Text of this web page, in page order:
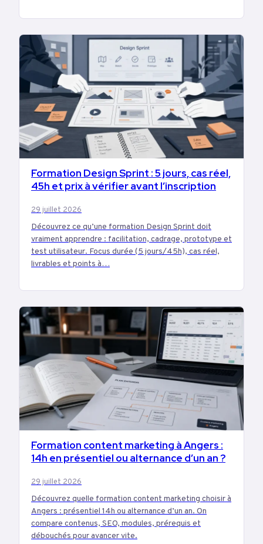
EDUCATION
Formation Design Sprint : 5 jours, cas réel,
45h et prix à vérifier avant l’inscription
29 juillet 2026
Découvrez ce qu’une formation Design Sprint doit
vraiment apprendre : facilitation, cadrage, prototype et
test utilisateur. Focus durée (5 jours/45h), cas réel,
livrables et points à…
MARKETING
Formation content marketing à Angers :
14h en présentiel ou alternance d’un an ?
29 juillet 2026
Découvrez quelle formation content marketing choisir à
Angers : présentiel 14h ou alternance d’un an. On
compare contenus, SEO, modules, prérequis et
débouchés pour avancer vite.